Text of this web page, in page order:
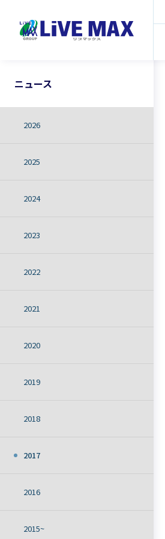
ニュース
2026
2025
2024
2023
2022
2021
2020
2019
2018
2017
2016
2015~